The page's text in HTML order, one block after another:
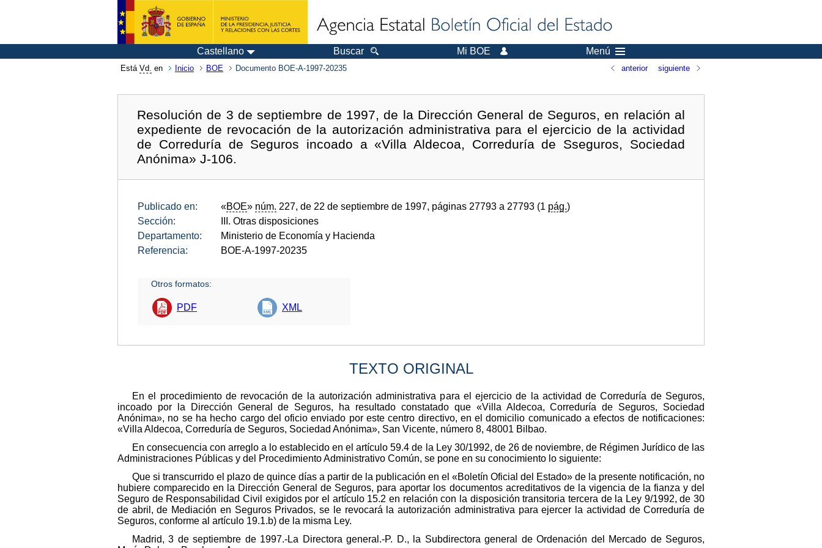
Castellano Buscar Mi BOE Menú
Está Vd. en Inicio BOE Documento BOE-A-1997-20235 anterior siguiente
Resolución de 3 de septiembre de 1997, de la Dirección General de Seguros, en relación al
expediente de revocación de la autorización administrativa para el ejercicio de la actividad
de Correduría de Seguros incoado a «Villa Aldecoa, Correduría de Sseguros, Sociedad
Anónima» J-106.
Publicado en: «BOE» núm. 227, de 22 de septiembre de 1997, páginas 27793 a 27793 (1 pág.)
Sección:
III. Otras disposiciones
Departamento:
Ministerio de Economía y Hacienda
Referencia:
BOE-A-1997-20235
Otros formatos:
PDF XML
TEXTO ORIGINAL
En el procedimiento de revocación de la autorización administrativa para el ejercicio de la actividad de Correduría de Seguros,
incoado por la Dirección General de Seguros, ha resultado constatado que «Villa Aldecoa, Correduría de Seguros, Sociedad
Anónima», no se ha hecho cargo del oficio enviado por este centro directivo, en el domicilio comunicado a efectos de notificaciones:
«Villa Aldecoa, Correduría de Seguros, Sociedad Anónima», San Vicente, número 8, 48001 Bilbao.
En consecuencia con arreglo a lo establecido en el artículo 59.4 de la Ley 30/1992, de 26 de noviembre, de Régimen Jurídico de las
Administraciones Públicas y del Procedimiento Administrativo Común, se pone en su conocimiento lo siguiente:
Que si transcurrido el plazo de quince días a partir de la publicación en el «Boletín Oficial del Estado» de la presente notificación, no
hubiere comparecido en la Dirección General de Seguros, para aportar los documentos acreditativos de la vigencia de la fianza y del
Seguro de Responsabilidad Civil exigidos por el artículo 15.2 en relación con la disposición transitoria tercera de la Ley 9/1992, de 30
de abril, de Mediación en Seguros Privados, se le revocará la autorización administrativa para ejercer la actividad de Correduría de
Seguros, conforme al artículo 19.1.b) de la misma Ley.
Madrid, 3 de septiembre de 1997.-La Directora general.-P. D., la Subdirectora general de Ordenación del Mercado de Seguros,